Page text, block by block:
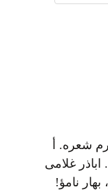
شعره. أ
غلامی
نامؤ!